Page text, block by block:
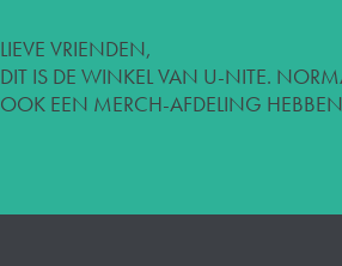
LIEVE VRIENDEN,
DIT IS DE WINKEL VAN U-NITE.
OOK EEN MERCH-AFDELING